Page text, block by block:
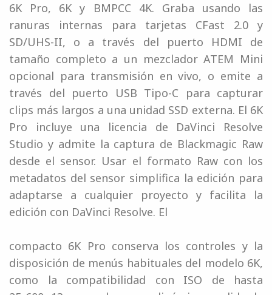
6K Pro, 6K y BMPCC 4K. Graba usando las
ranuras internas para tarjetas CFast 2.0 y
SD/UHS-II, o a través del puerto HDMI de
tamaño completo a un mezclador ATEM Mini
opcional para transmisión en vivo, o emite a
través del puerto USB Tipo-C para capturar
clips más largos a una unidad SSD externa. El 6K
Pro incluye una licencia de DaVinci Resolve
Studio y admite la captura de Blackmagic Raw
desde el sensor. Usar el formato Raw con los
metadatos del sensor simplifica la edición para
adaptarse a cualquier proyecto y facilita la
edición con DaVinci Resolve. El
compacto 6K Pro conserva los controles y la
disposición de menús habituales del modelo 6K,
como la compatibilidad con ISO de hasta